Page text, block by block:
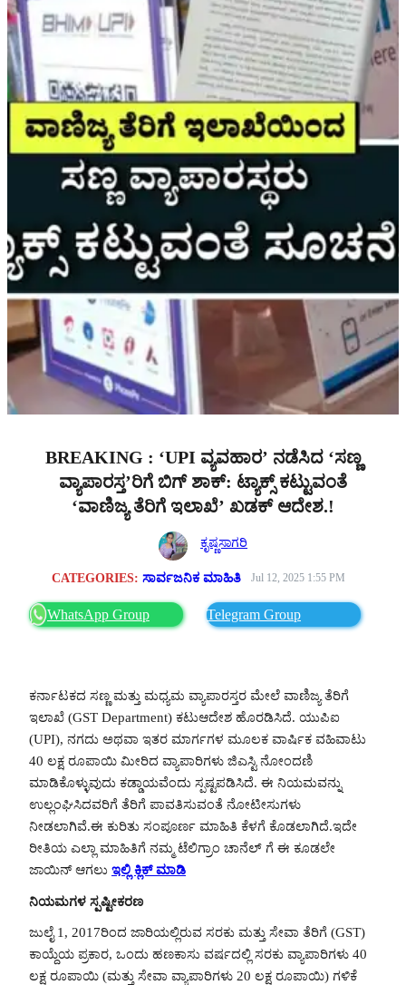
BREAKING : ‘UPI ವ್ಯವಹಾರ’ ನಡೆಸಿದ ‘ಸಣ್ಣ
ವ್ಯಾಪಾರಸ್ತ’ರಿಗೆ ಬಿಗ್ ಶಾಕ್: ಟ್ಯಾಕ್ಸ್ ಕಟ್ಟುವಂತೆ
‘ವಾಣಿಜ್ಯ ತೆರಿಗೆ ಇಲಾಖೆ’ ಖಡಕ್ ಆದೇಶ.!
ಕೃಷ್ಣಸಾಗರಿ
CATEGORIES: ಸಾರ್ವಜನಿಕ ಮಾಹಿತಿ Jul 12, 2025 1:55 PM
WhatsApp Group Telegram Group
ಕರ್ನಾಟಕದ ಸಣ್ಣ ಮತ್ತು ಮಧ್ಯಮ ವ್ಯಾಪಾರಸ್ತರ ಮೇಲೆ ವಾಣಿಜ್ಯ ತೆರಿಗೆ
ಇಲಾಖೆ (GST Department) ಕಟುಆದೇಶ ಹೊರಡಿಸಿದೆ. ಯುಪಿಐ
(UPI), ನಗದು ಅಥವಾ ಇತರ ಮಾರ್ಗಗಳ ಮೂಲಕ ವಾರ್ಷಿಕ ವಹಿವಾಟು
40 ಲಕ್ಷ ರೂಪಾಯಿ ಮೀರಿದ ವ್ಯಾಪಾರಿಗಳು ಜಿಎಸ್ಟಿ ನೋಂದಣಿ
ಮಾಡಿಕೊಳ್ಳುವುದು ಕಡ್ಡಾಯವೆಂದು ಸ್ಪಷ್ಟಪಡಿಸಿದೆ. ಈ ನಿಯಮವನ್ನು
ಉಲ್ಲಂಘಿಸಿದವರಿಗೆ ತೆರಿಗೆ ಪಾವತಿಸುವಂತೆ ನೋಟೀಸುಗಳು
ನೀಡಲಾಗಿವೆ.ಈ ಕುರಿತು ಸಂಪೂರ್ಣ ಮಾಹಿತಿ ಕೆಳಗೆ ಕೊಡಲಾಗಿದೆ.ಇದೇ
ರೀತಿಯ ಎಲ್ಲಾ ಮಾಹಿತಿಗೆ ನಮ್ಮ ಟೆಲಿಗ್ರಾಂ ಚಾನೆಲ್ ಗೆ ಈ ಕೂಡಲೇ
ಜಾಯಿನ್ ಆಗಲು ಇಲ್ಲಿ ಕ್ಲಿಕ್ ಮಾಡಿ
ನಿಯಮಗಳ ಸ್ಪಷ್ಟೀಕರಣ
ಜುಲೈ 1, 2017ರಿಂದ ಜಾರಿಯಲ್ಲಿರುವ ಸರಕು ಮತ್ತು ಸೇವಾ ತೆರಿಗೆ (GST)
ಕಾಯ್ದೆಯ ಪ್ರಕಾರ, ಒಂದು ಹಣಕಾಸು ವರ್ಷದಲ್ಲಿ ಸರಕು ವ್ಯಾಪಾರಿಗಳು 40
ಲಕ್ಷ ರೂಪಾಯಿ (ಮತ್ತು ಸೇವಾ ವ್ಯಾಪಾರಿಗಳು 20 ಲಕ್ಷ ರೂಪಾಯಿ) ಗಳಿಕೆ